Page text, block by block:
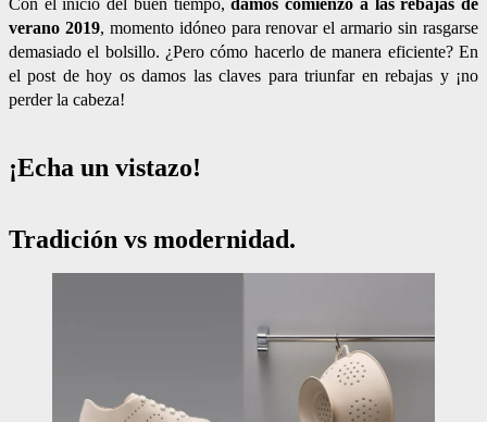
Con el inicio del buen tiempo, damos comienzo a las rebajas de
verano 2019, momento idóneo para renovar el armario sin rasgarse
demasiado el bolsillo. ¿Pero cómo hacerlo de manera eficiente? En
el post de hoy os damos las claves para triunfar en rebajas y ¡no
perder la cabeza!
¡Echa un vistazo!
Tradición vs modernidad.